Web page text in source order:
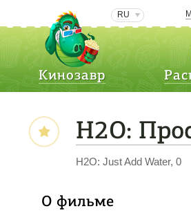
RU
Кинозавр
H2O:
H2O: Just Add Water, 0
О фильме